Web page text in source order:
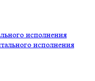
исполнения
исполнения